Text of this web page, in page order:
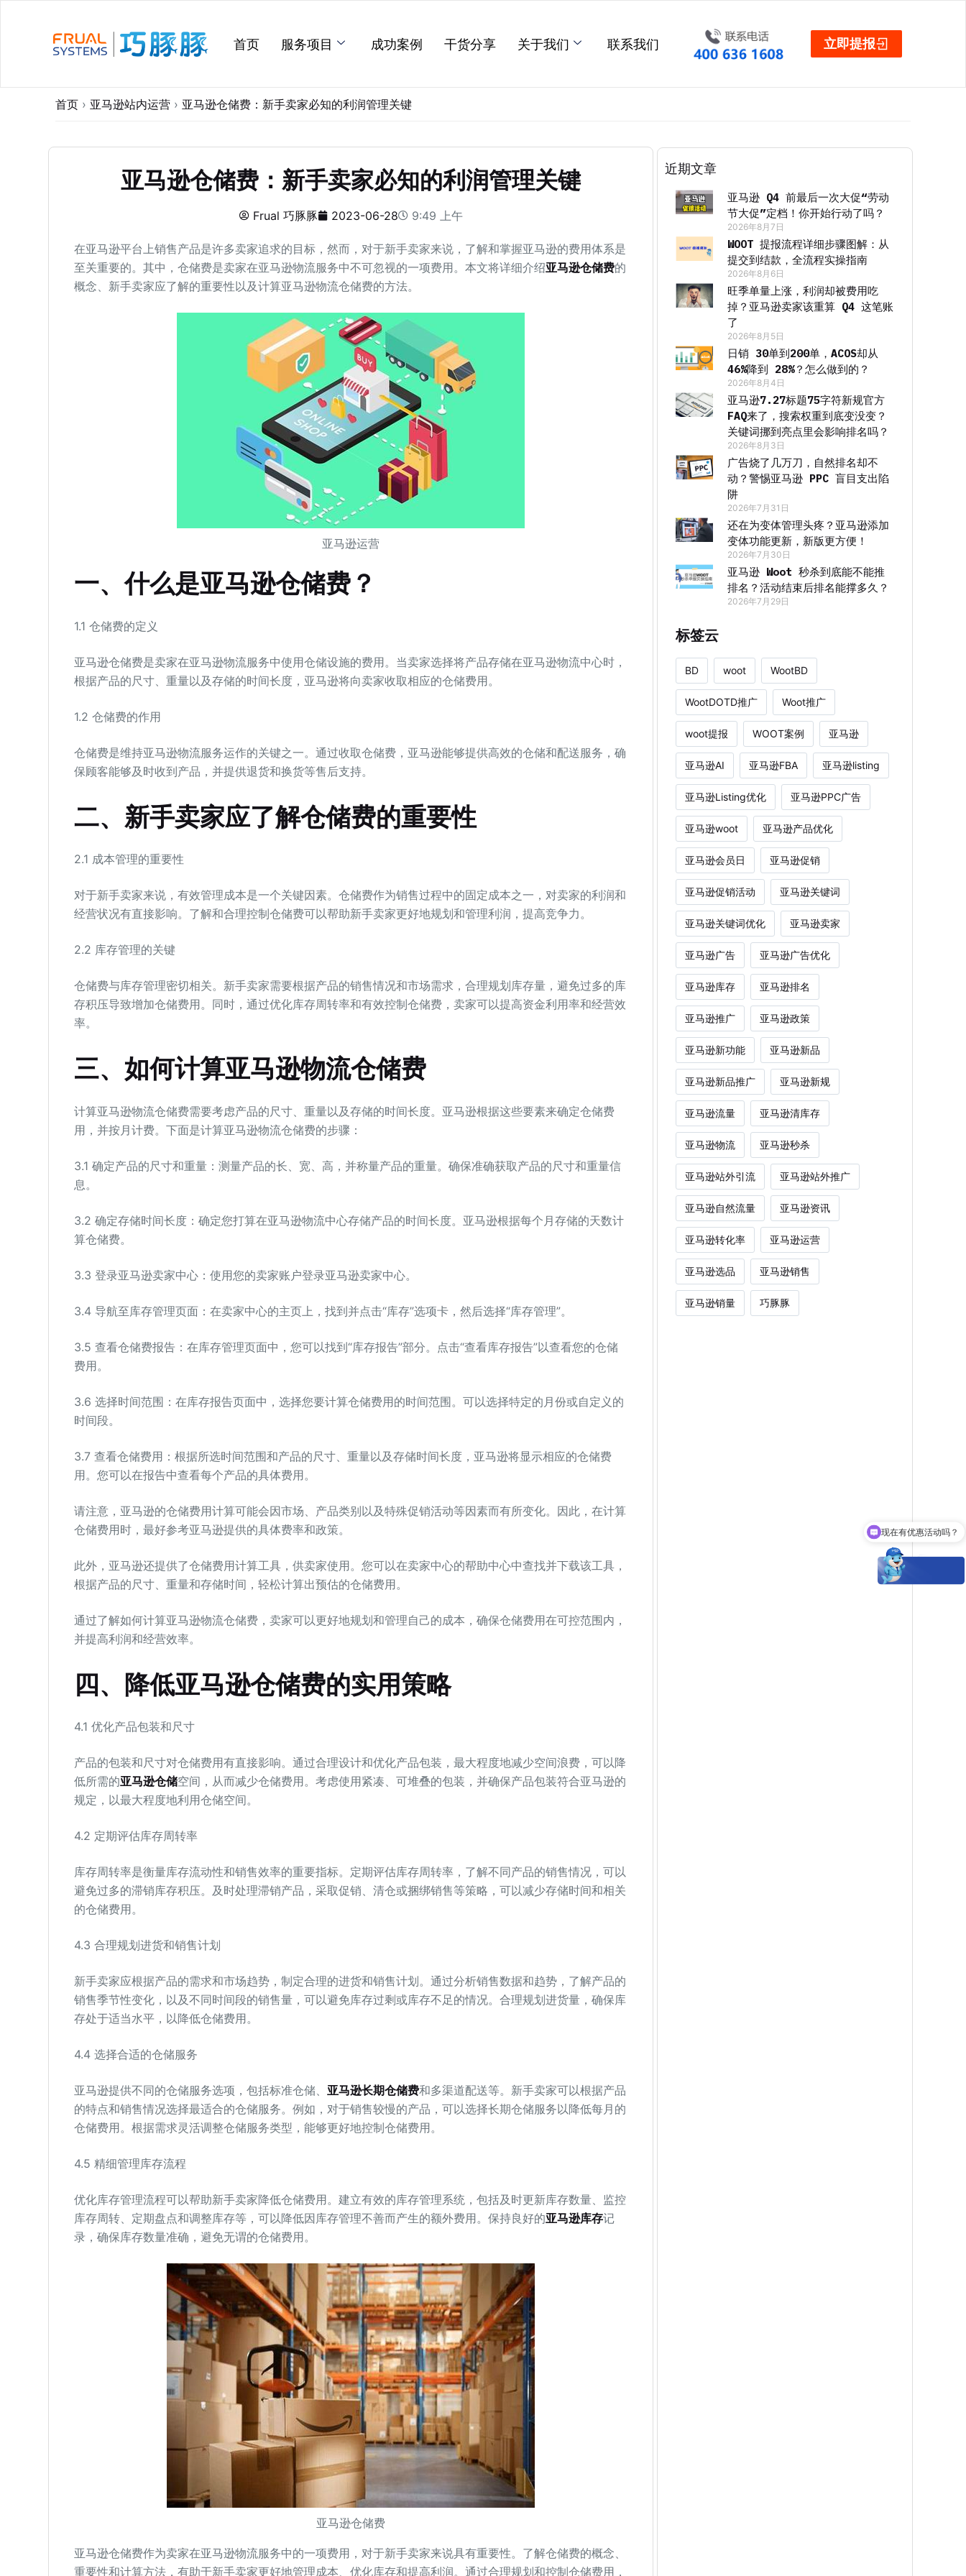
首页 服务项目 成功案例 干货分享 关于我们 联系我们 立即提报
首页 › 亚马逊站内运营 › 亚马逊仓储费：新手卖家必知的利润管理关键
亚马逊仓储费：新手卖家必知的利润管理关键
Frual 巧豚豚 2023-06-28 9:49 上午
在亚马逊平台上销售产品是许多卖家追求的目标，然而，对于新手卖家来说，了解和掌握亚马逊的费用体系是
至关重要的。其中，仓储费是卖家在亚马逊物流服务中不可忽视的一项费用。本文将详细介绍亚马逊仓储费的
概念、新手卖家应了解的重要性以及计算亚马逊物流仓储费的方法。
亚马逊运营
一、什么是亚马逊仓储费？
1.1 仓储费的定义
亚马逊仓储费是卖家在亚马逊物流服务中使用仓储设施的费用。当卖家选择将产品存储在亚马逊物流中心时，
根据产品的尺寸、重量以及存储的时间长度，亚马逊将向卖家收取相应的仓储费用。
1.2 仓储费的作用
仓储费是维持亚马逊物流服务运作的关键之一。通过收取仓储费，亚马逊能够提供高效的仓储和配送服务，确
保顾客能够及时收到产品，并提供退货和换货等售后支持。
二、新手卖家应了解仓储费的重要性
2.1 成本管理的重要性
对于新手卖家来说，有效管理成本是一个关键因素。仓储费作为销售过程中的固定成本之一，对卖家的利润和
经营状况有直接影响。了解和合理控制仓储费可以帮助新手卖家更好地规划和管理利润，提高竞争力。
2.2 库存管理的关键
仓储费与库存管理密切相关。新手卖家需要根据产品的销售情况和市场需求，合理规划库存量，避免过多的库
存积压导致增加仓储费用。同时，通过优化库存周转率和有效控制仓储费，卖家可以提高资金利用率和经营效
率。
三、如何计算亚马逊物流仓储费
计算亚马逊物流仓储费需要考虑产品的尺寸、重量以及存储的时间长度。亚马逊根据这些要素来确定仓储费
用，并按月计费。下面是计算亚马逊物流仓储费的步骤：
3.1 确定产品的尺寸和重量：测量产品的长、宽、高，并称量产品的重量。确保准确获取产品的尺寸和重量信
息。
3.2 确定存储时间长度：确定您打算在亚马逊物流中心存储产品的时间长度。亚马逊根据每个月存储的天数计
算仓储费。
3.3 登录亚马逊卖家中心：使用您的卖家账户登录亚马逊卖家中心。
3.4 导航至库存管理页面：在卖家中心的主页上，找到并点击“库存”选项卡，然后选择“库存管理”。
3.5 查看仓储费报告：在库存管理页面中，您可以找到“库存报告”部分。点击“查看库存报告”以查看您的仓储
费用。
3.6 选择时间范围：在库存报告页面中，选择您要计算仓储费用的时间范围。可以选择特定的月份或自定义的
时间段。
3.7 查看仓储费用：根据所选时间范围和产品的尺寸、重量以及存储时间长度，亚马逊将显示相应的仓储费
用。您可以在报告中查看每个产品的具体费用。
请注意，亚马逊的仓储费用计算可能会因市场、产品类别以及特殊促销活动等因素而有所变化。因此，在计算
仓储费用时，最好参考亚马逊提供的具体费率和政策。
此外，亚马逊还提供了仓储费用计算工具，供卖家使用。您可以在卖家中心的帮助中心中查找并下载该工具，
根据产品的尺寸、重量和存储时间，轻松计算出预估的仓储费用。
通过了解如何计算亚马逊物流仓储费，卖家可以更好地规划和管理自己的成本，确保仓储费用在可控范围内，
并提高利润和经营效率。
四、降低亚马逊仓储费的实用策略
4.1 优化产品包装和尺寸
产品的包装和尺寸对仓储费用有直接影响。通过合理设计和优化产品包装，最大程度地减少空间浪费，可以降
低所需的亚马逊仓储空间，从而减少仓储费用。考虑使用紧凑、可堆叠的包装，并确保产品包装符合亚马逊的
规定，以最大程度地利用仓储空间。
4.2 定期评估库存周转率
库存周转率是衡量库存流动性和销售效率的重要指标。定期评估库存周转率，了解不同产品的销售情况，可以
避免过多的滞销库存积压。及时处理滞销产品，采取促销、清仓或捆绑销售等策略，可以减少存储时间和相关
的仓储费用。
4.3 合理规划进货和销售计划
新手卖家应根据产品的需求和市场趋势，制定合理的进货和销售计划。通过分析销售数据和趋势，了解产品的
销售季节性变化，以及不同时间段的销售量，可以避免库存过剩或库存不足的情况。合理规划进货量，确保库
存处于适当水平，以降低仓储费用。
4.4 选择合适的仓储服务
亚马逊提供不同的仓储服务选项，包括标准仓储、 亚马逊长期仓储费和多渠道配送等。新手卖家可以根据产品
的特点和销售情况选择最适合的仓储服务。例如，对于销售较慢的产品，可以选择长期仓储服务以降低每月的
仓储费用。根据需求灵活调整仓储服务类型，能够更好地控制仓储费用。
4.5 精细管理库存流程
优化库存管理流程可以帮助新手卖家降低仓储费用。建立有效的库存管理系统，包括及时更新库存数量、监控
库存周转、定期盘点和调整库存等，可以降低因库存管理不善而产生的额外费用。保持良好的亚马逊库存记
录，确保库存数量准确，避免无谓的仓储费用。
亚马逊仓储费
亚马逊仓储费作为卖家在亚马逊物流服务中的一项费用，对于新手卖家来说具有重要性。了解仓储费的概念、
重要性和计算方法，有助于新手卖家更好地管理成本、优化库存和提高利润。通过合理规划和控制仓储费用，
近期文章
亚马逊 Q4 前最后一次大促“劳动
节大促”定档！你开始行动了吗？
2026年8月7日
WOOT 提报流程详细步骤图解：从
提交到结款，全流程实操指南
2026年8月6日
旺季单量上涨，利润却被费用吃
掉？亚马逊卖家该重算 Q4 这笔账
了
2026年8月5日
日销 30单到200单，ACOS却从
46%降到 28%？怎么做到的？
2026年8月4日
亚马逊7.27标题75字符新规官方
FAQ来了，搜索权重到底变没变？
关键词挪到亮点里会影响排名吗？
2026年8月3日
广告烧了几万刀，自然排名却不
动？警惕亚马逊 PPC 盲目支出陷
阱
2026年7月31日
还在为变体管理头疼？亚马逊添加
变体功能更新，新版更方便！
2026年7月30日
亚马逊 Woot 秒杀到底能不能推
排名？活动结束后排名能撑多久？
2026年7月29日
标签云
BD woot WootBD
WootDOTD推广 Woot推广
woot提报 WOOT案例 亚马逊
亚马逊AI 亚马逊FBA 亚马逊listing
亚马逊Listing优化 亚马逊PPC广告
亚马逊woot 亚马逊产品优化
亚马逊会员日 亚马逊促销
亚马逊促销活动 亚马逊关键词
亚马逊关键词优化 亚马逊卖家
亚马逊广告 亚马逊广告优化
亚马逊库存 亚马逊排名
亚马逊推广 亚马逊政策
亚马逊新功能 亚马逊新品
亚马逊新品推广 亚马逊新规
亚马逊流量 亚马逊清库存
亚马逊物流 亚马逊秒杀
亚马逊站外引流 亚马逊站外推广
亚马逊自然流量 亚马逊资讯
亚马逊转化率 亚马逊运营
亚马逊选品 亚马逊销售
亚马逊销量 巧豚豚
Woot能为卖家解决什么痛点？
现在有优惠活动吗？